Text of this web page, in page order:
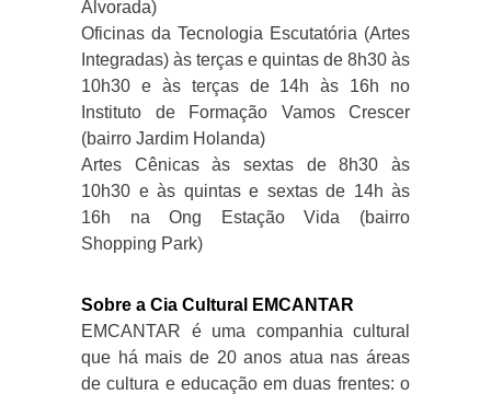
Alvorada)
Oficinas da Tecnologia Escutatória (Artes
Integradas) às terças e quintas de 8h30 às
10h30 e às terças de 14h às 16h no
Instituto de Formação Vamos Crescer
(bairro Jardim Holanda)
Artes Cênicas às sextas de 8h30 às
10h30 e às quintas e sextas de 14h às
16h na Ong Estação Vida (bairro
Shopping Park)
Sobre a Cia Cultural EMCANTAR
EMCANTAR é uma companhia cultural
que há mais de 20 anos atua nas áreas
de cultura e educação em duas frentes: o